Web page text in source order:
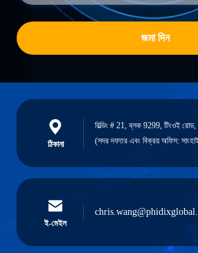
জমা দিন
ঠিকানা
বিল্ডিং # 21, ব্লক 9299, টিংওই
(সদর দফতর এবং বিক্রয় অফিস: সাংহাই
ই-মেইল